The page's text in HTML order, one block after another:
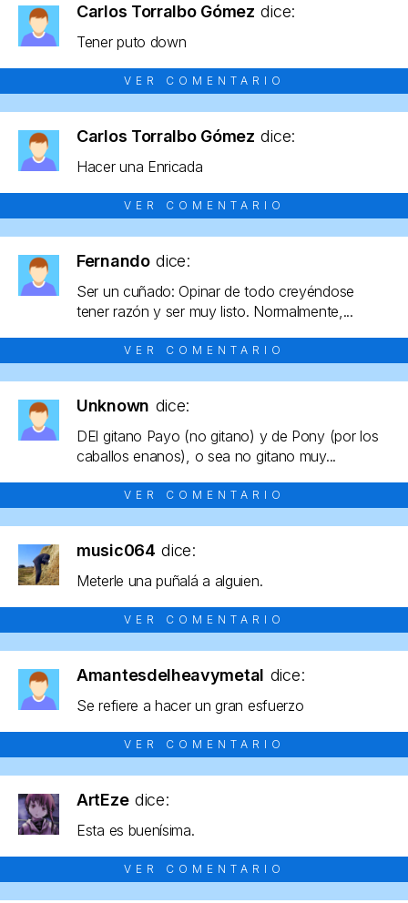
Carlos Torralbo Gómez dice:
Tener puto down
VER COMENTARIO
Carlos Torralbo Gómez dice:
Hacer una Enricada
VER COMENTARIO
Fernando dice:
Ser un cuñado: Opinar de todo creyéndose
tener razón y ser muy listo. Normalmente,...
VER COMENTARIO
Unknown dice:
DEl gitano Payo (no gitano) y de Pony (por los
caballos enanos), o sea no gitano muy...
VER COMENTARIO
music064 dice:
Meterle una puñalá a alguien.
VER COMENTARIO
Amantesdelheavymetal dice:
Se refiere a hacer un gran esfuerzo
VER COMENTARIO
ArtEze dice:
Esta es buenísima.
VER COMENTARIO